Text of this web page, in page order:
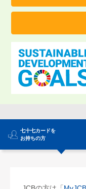
2025.10.14
【JCB会員の方】ETC
2025.6.16
【JCB会員の方】Oki
2025.3.3
個人向けクレジットカ
永年無料）取扱開始に
七十七カードを
お持ちの方